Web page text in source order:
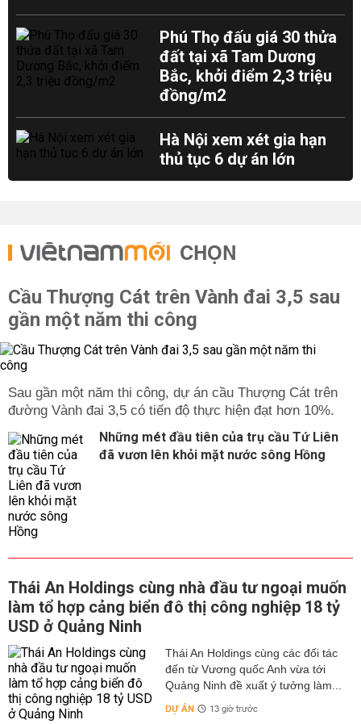
Phú Thọ đấu giá 30 thửa
đất tại xã Tam Dương
Bắc, khởi điểm 2,3 triệu
đồng/m2
Hà Nội xem xét gia hạn
thủ tục 6 dự án lớn
CHỌN
Cầu Thượng Cát trên Vành đai 3,5 sau
gần một năm thi công
Sau gần một năm thi công, dự án cầu Thượng Cát trên
đường Vành đai 3,5 có tiến độ thực hiện đạt hơn 10%.
Những mét đầu tiên của trụ cầu Tứ Liên
đã vươn lên khỏi mặt nước sông Hồng
Thái An Holdings cùng nhà đầu tư ngoại muốn
làm tổ hợp cảng biển đô thị công nghiệp 18 tỷ
USD ở Quảng Ninh
Thái An Holdings cùng các đối tác
đến từ Vương quốc Anh vừa tới
Quảng Ninh đề xuất ý tưởng làm...
DỰ ÁN 13 giờ trước